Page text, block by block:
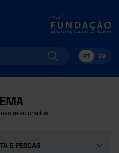
PT EN
relacionados.
E PESCAS